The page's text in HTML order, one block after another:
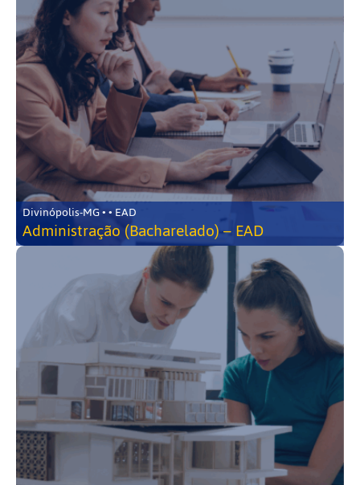
Divinópolis-MG • • EAD
Administração (Bacharelado) – EAD